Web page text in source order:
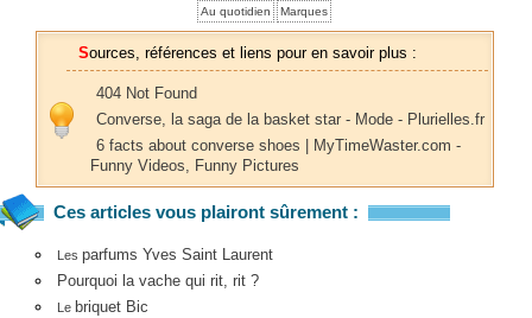
Au quotidien Marques
Sources, références et liens pour en savoir plus :
404 Not Found
Converse, la saga de la basket star - Mode - Plurielles.fr
6 facts about converse shoes | MyTimeWaster.com -
Funny Videos, Funny Pictures
Ces articles vous plairont sûrement :
Les parfums Yves Saint Laurent
Pourquoi la vache qui rit, rit ?
Le briquet Bic